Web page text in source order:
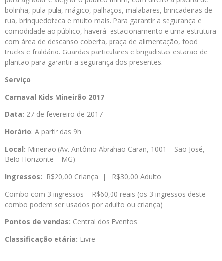
bolinha, pula-pula, mágico, palhaços, malabares, brincadeiras de
rua, brinquedoteca e muito mais. Para garantir a segurança e
comodidade ao público, haverá estacionamento e uma estrutura
com área de descanso coberta, praça de alimentação, food
trucks e fraldário. Guardas particulares e brigadistas estarão de
plantão para garantir a segurança dos presentes.
Serviço
Carnaval Kids Mineirão 2017
Data: 27 de fevereiro de 2017
Horário: A partir das 9h
Local: Mineirão (Av. Antônio Abrahão Caran, 1001 – São José,
Belo Horizonte – MG)
Ingressos: R$20,00 Criança | R$30,00 Adulto
Combo com 3 ingressos – R$60,00 reais (os 3 ingressos deste
combo podem ser usados por adulto ou criança)
Pontos de vendas: Central dos Eventos
Classificação etária: Livre